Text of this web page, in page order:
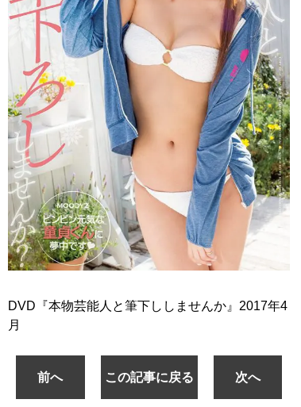
DVD『本物芸能人と筆下ししませんか』2017年4
月
前へ この記事に戻る 次へ